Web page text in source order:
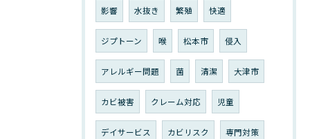
影響 水抜き 繁殖 快適
ジプトーン 喉 松本市 侵入
アレルギー問題 菌 清潔 大津市
カビ被害 クレーム対応 児童
デイサービス カビリスク 専門対策